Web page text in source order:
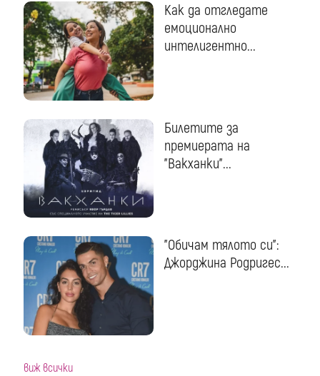
Как да отгледате
емоционално
интелигентно...
Билетите за
премиерата на
"Вакханки"...
"Обичам тялото си":
Джорджина Родригес...
виж всички